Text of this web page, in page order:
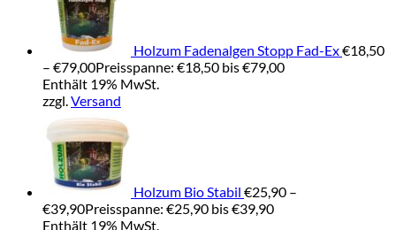
Holzum Fadenalgen Stopp Fad-Ex€18,50
– €79,00Preisspanne: €18,50 bis €79,00
Enthält 19% MwSt.
zzgl.Versand
Holzum Bio Stabil €25,90 –
€39,90Preisspanne: €25,90 bis €39,90
Enthält 19% MwSt.